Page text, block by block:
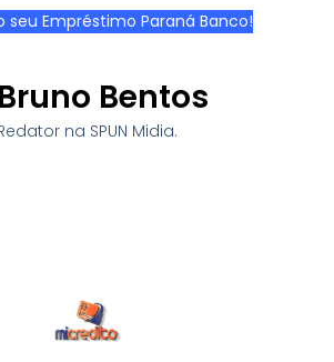
seu Empréstimo Paraná Banco!
Bruno Bentos
na SPUN Midia.